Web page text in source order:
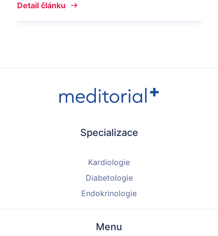
Detail článku
Specializace
Kardiologie
Diabetologie
Endokrinologie
Menu